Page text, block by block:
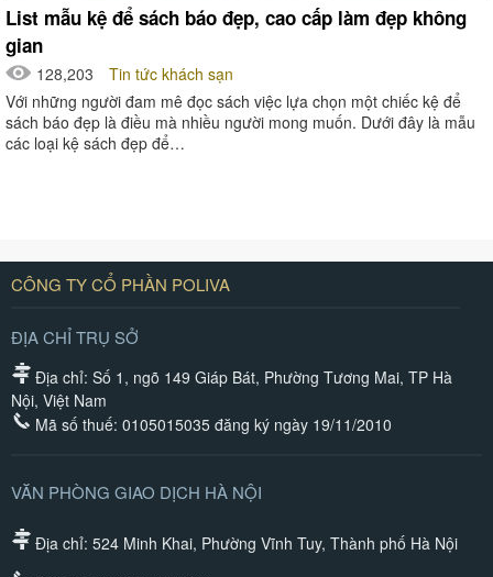
List mẫu kệ để sách báo đẹp, cao cấp làm đẹp không
gian
128,203
Tin tức khách sạn
Với những người đam mê đọc sách việc lựa chọn một chiếc kệ để
sách báo đẹp là điều mà nhiều người mong muốn. Dưới đây là mẫu
các loại kệ sách đẹp để…
CÔNG TY CỔ PHẦN POLIVA
ĐỊA CHỈ TRỤ SỞ
Địa chỉ: Số 1, ngõ 149 Giáp Bát, Phường Tương Mai, TP Hà
Nội, Việt Nam
Mã số thuế: 0105015035 đăng ký ngày 19/11/2010
VĂN PHÒNG GIAO DỊCH HÀ NỘI
Địa chỉ: 524 Minh Khai, Phường Vĩnh Tuy, Thành phố Hà Nội